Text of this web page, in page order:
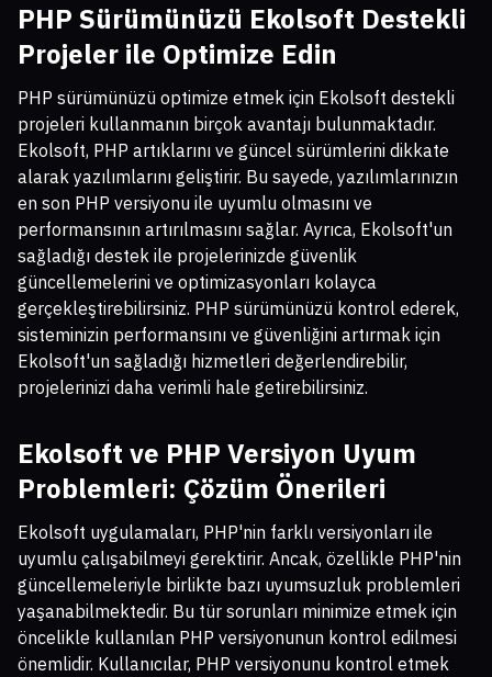
PHP Sürümünüzü Ekolsoft Destekli
Projeler ile Optimize Edin
PHP sürümünüzü optimize etmek için Ekolsoft destekli
projeleri kullanmanın birçok avantajı bulunmaktadır.
Ekolsoft, PHP artıklarını ve güncel sürümlerini dikkate
alarak yazılımlarını geliştirir. Bu sayede, yazılımlarınızın
en son PHP versiyonu ile uyumlu olmasını ve
performansının artırılmasını sağlar. Ayrıca, Ekolsoft'un
sağladığı destek ile projelerinizde güvenlik
güncellemelerini ve optimizasyonları kolayca
gerçekleştirebilirsiniz. PHP sürümünüzü kontrol ederek,
sisteminizin performansını ve güvenliğini artırmak için
Ekolsoft'un sağladığı hizmetleri değerlendirebilir,
projelerinizi daha verimli hale getirebilirsiniz.
Ekolsoft ve PHP Versiyon Uyum
Problemleri: Çözüm Önerileri
Ekolsoft uygulamaları, PHP'nin farklı versiyonları ile
uyumlu çalışabilmeyi gerektirir. Ancak, özellikle PHP'nin
güncellemeleriyle birlikte bazı uyumsuzluk problemleri
yaşanabilmektedir. Bu tür sorunları minimize etmek için
öncelikle kullanılan PHP versiyonunun kontrol edilmesi
önemlidir. Kullanıcılar, PHP versiyonunu kontrol etmek